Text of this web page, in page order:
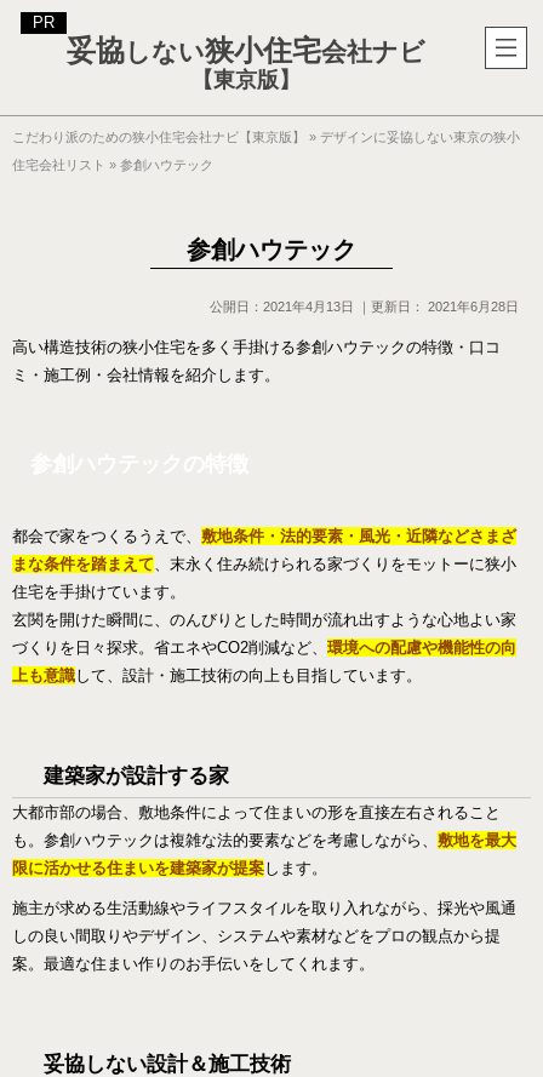
妥協しない狭小住宅会社ナビ
【東京版】
こだわり派のための狭小住宅会社ナビ【東京版】 » デザインに妥協しない東京の狭小
住宅会社リスト » 参創ハウテック
参創ハウテック
公開日： 2021年4月13日 ｜更新日： 2021年6月28日
高い構造技術の狭小住宅を多く手掛ける参創ハウテックの特徴・口コ
ミ・施工例・会社情報を紹介します。
都会で家をつくるうえで、 敷地条件・法的要素・風光・近隣などさまざ
まな条件を踏まえて、末永く住み続けられる家づくりをモットーに狭小
住宅を手掛けています。
玄関を開けた瞬間に、のんびりとした時間が流れ出すような心地よい家
づくりを日々探求。省エネやCO2削減など、 環境への配慮や機能性の向
上も意識して、設計・施工技術の向上も目指しています。
建築家が設計する家
大都市部の場合、敷地条件によって住まいの形を直接左右されること
も。参創ハウテックは複雑な法的要素などを考慮しながら、 敷地を最大
限に活かせる住まいを建築家が提案します。
施主が求める生活動線やライフスタイルを取り入れながら、採光や風通
しの良い間取りやデザイン、システムや素材などをプロの観点から提
案。最適な住まい作りのお手伝いをしてくれます。
妥協しない設計＆施工技術